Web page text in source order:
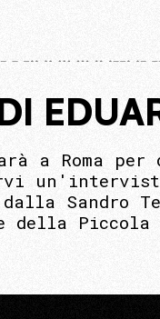
sarà a Roma
dalla
della Piccola